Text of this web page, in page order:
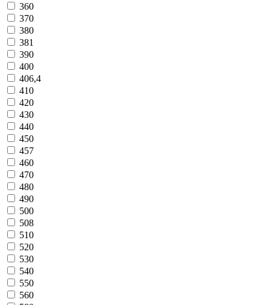
360
370
380
381
390
400
406,4
410
420
430
440
450
457
460
470
480
490
500
508
510
520
530
540
550
560